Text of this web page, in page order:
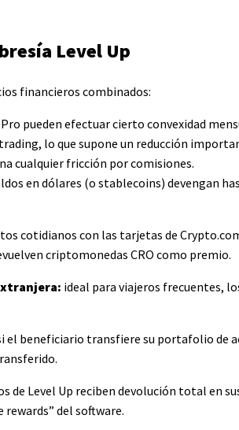
Level Up
financieros combinados:
pueden efectuar cierto convexidad
lo que supone un reducción
cualquier fricción por comisiones.
en dólares (o stablecoins) devengan
cotidianos con las tarjetas de
criptomonedas CRO como premio.
ideal para viajeros frecuentes,
el beneficiario transfiere su portafolio de
de Level Up reciben devolución total en
del software.